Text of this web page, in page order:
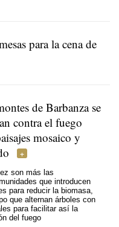
para la cena de
de Barbanza se
contra el fuego
mosaico y
son más las
que introducen
para reducir la biomasa,
que alternan árboles con
para facilitar así la
del fuego